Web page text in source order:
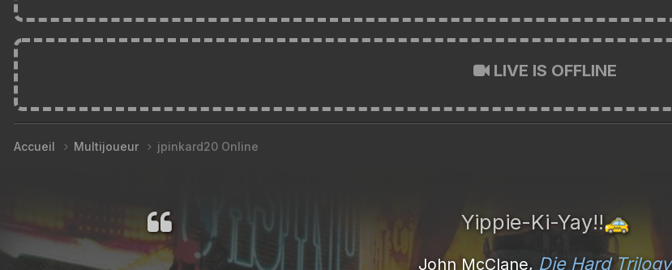
LIVE IS OFFLINE
Accueil Multijoueur jpinkard20 Online
Yippie-Ki-Yay!!🚕
John McClane, Die Hard Trilogy